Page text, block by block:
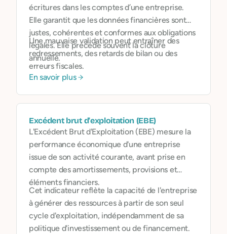
écritures dans les comptes d’une entreprise.
Elle garantit que les données financières sont
justes, cohérentes et conformes aux obligations
légales. Elle précède souvent la clôture
annuelle.
Une mauvaise validation peut entraîner des
redressements, des retards de bilan ou des
erreurs fiscales.
En savoir plus
Excédent brut d'exploitation (EBE)
L'Excédent Brut d'Exploitation (EBE) mesure la
performance économique d'une entreprise
issue de son activité courante, avant prise en
compte des amortissements, provisions et
éléments financiers.
Cet indicateur reflète la capacité de l'entreprise
à générer des ressources à partir de son seul
cycle d'exploitation, indépendamment de sa
politique d'investissement ou de financement.